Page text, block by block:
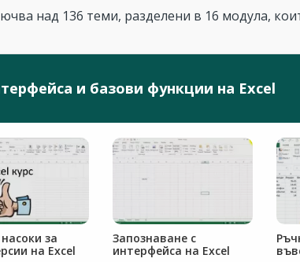
над 136 теми, разделени в 16 модула,
и базови функции на Excel
за
на Excel
Запознаване с
интерфейса на Excel